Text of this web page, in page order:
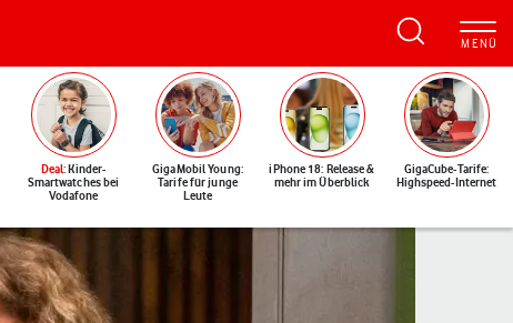
Deal: Kinder-
Smartwatches bei
Vodafone
GigaMobil Young:
Tarife für junge
Leute
iPhone 18: Release &
mehr im Überblick
GigaCube-Tarife:
Highspeed-Internet